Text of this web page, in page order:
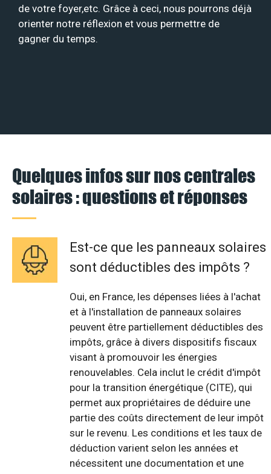
de votre foyer,etc. Grâce à ceci, nous pourrons déjà
orienter notre réflexion et vous permettre de
gagner du temps.
Quelques infos sur nos centrales
solaires : questions et réponses
Est-ce que les panneaux solaires
sont déductibles des impôts ?
Oui, en France, les dépenses liées à l'achat
et à l'installation de panneaux solaires
peuvent être partiellement déductibles des
impôts, grâce à divers dispositifs fiscaux
visant à promouvoir les énergies
renouvelables. Cela inclut le crédit d'impôt
pour la transition énergétique (CITE), qui
permet aux propriétaires de déduire une
partie des coûts directement de leur impôt
sur le revenu. Les conditions et les taux de
déduction varient selon les années et
nécessitent une documentation et une